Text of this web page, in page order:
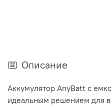
Описание
Аккумулятор AnyBatt с
идеальным решением для